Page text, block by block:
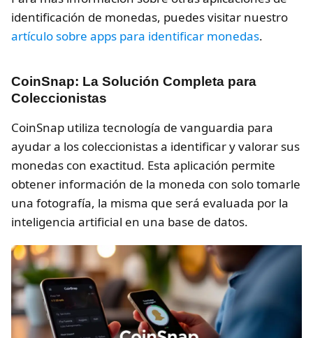
identificación de monedas, puedes visitar nuestro
artículo sobre apps para identificar monedas.
CoinSnap: La Solución Completa para
Coleccionistas
CoinSnap utiliza tecnología de vanguardia para
ayudar a los coleccionistas a identificar y valorar sus
monedas con exactitud. Esta aplicación permite
obtener información de la moneda con solo tomarle
una fotografía, la misma que será evaluada por la
inteligencia artificial en una base de datos.